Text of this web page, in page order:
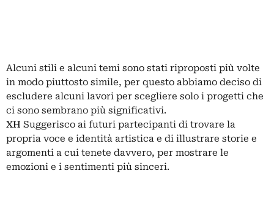
Alcuni stili e alcuni temi sono stati riproposti più volte
in modo piuttosto simile, per questo abbiamo deciso di
escludere alcuni lavori per scegliere solo i progetti che
ci sono sembrano più significativi.
XH Suggerisco ai futuri partecipanti di trovare la
propria voce e identità artistica e di illustrare storie e
argomenti a cui tenete davvero, per mostrare le
emozioni e i sentimenti più sinceri.